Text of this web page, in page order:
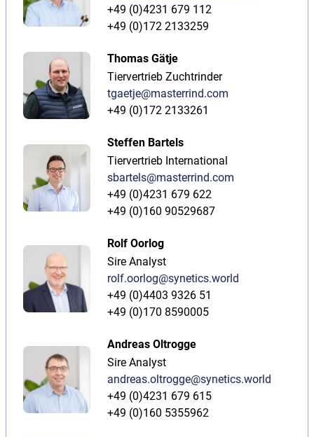
+49 (0)4231 679 112
+49 (0)172 2133259
Thomas Gätje
Tiervertrieb Zuchtrinder
tgaetje@masterrind.com
+49 (0)172 2133261
Steffen Bartels
Tiervertrieb International
sbartels@masterrind.com
+49 (0)4231 679 622
+49 (0)160 90529687
Rolf Oorlog
Sire Analyst
rolf.oorlog@synetics.world
+49 (0)4403 9326 51
+49 (0)170 8590005
Andreas Oltrogge
Sire Analyst
andreas.oltrogge@synetics.world
+49 (0)4231 679 615
+49 (0)160 5355962